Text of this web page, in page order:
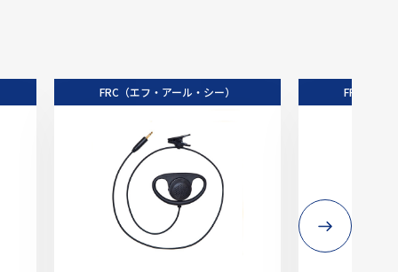
FRC（エフ・アール・シー） FRC（エ